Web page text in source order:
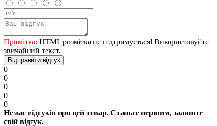
Примітка: HTML розмітка не підтримується! Використовуйте
звичайний текст.
Відправити відгук
0
0
0
0
0
Немає відгуків про цей товар. Станьте першим, залиште
свій відгук.